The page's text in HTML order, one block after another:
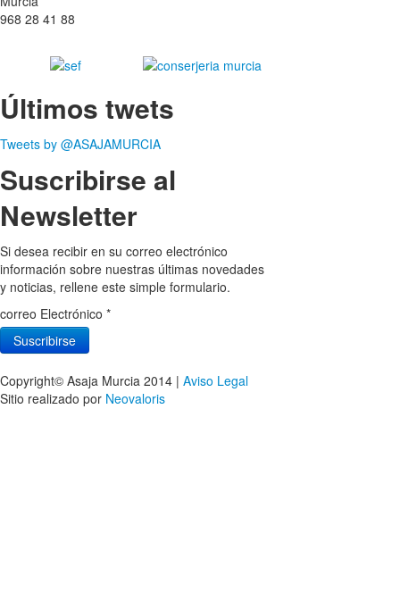
968 28 41 88
Últimos twets
Tweets by @ASAJAMURCIA
Suscribirse al
Newsletter
Si desea recibir en su correo electrónico
información sobre nuestras últimas novedades
y noticias, rellene este simple formulario.
correo Electrónico *
Copyright© Asaja Murcia 2014 | Aviso Legal
Sitio realizado por Neovaloris